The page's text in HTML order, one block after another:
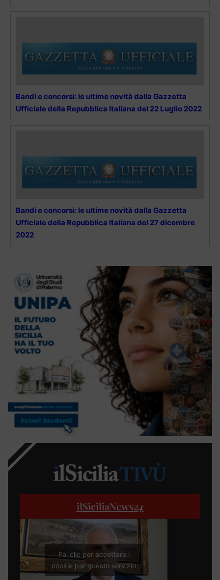
Bandi e concorsi: le ultime novità dalla Gazzetta
Ufficiale della Repubblica Italiana del 22 Luglio 2022
Bandi e concorsi: le ultime novità dalla Gazzetta
Ufficiale della Repubblica Italiana del 27 dicembre
2022
ilSiciliaNews24
Fai clic per accettare i
cookie per questo servizio